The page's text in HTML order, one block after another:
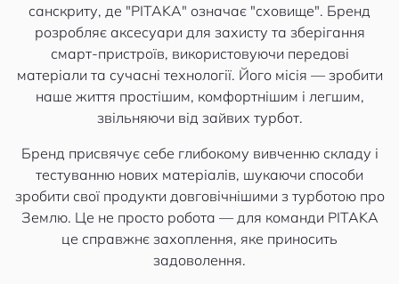
санскриту, де "PITAKA" означає "сховище". Бренд
розробляє аксесуари для захисту та зберігання
смарт-пристроїв, використовуючи передові
матеріали та сучасні технології. Його місія — зробити
наше життя простішим, комфортнішим і легшим,
звільняючи від зайвих турбот.
Бренд присвячує себе глибокому вивченню складу і
тестуванню нових матеріалів, шукаючи способи
зробити свої продукти довговічнішими з турботою про
Землю. Це не просто робота — для команди PITAKA
це справжнє захоплення, яке приносить
задоволення.